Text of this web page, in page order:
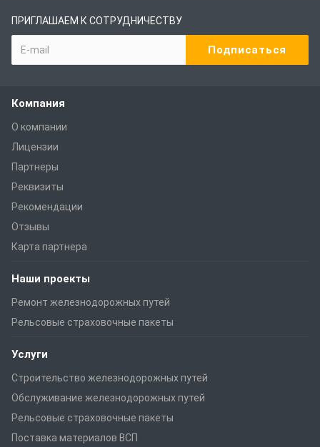
ПРИГЛАШАЕМ К СОТРУДНИЧЕСТВУ
Компания
О компании
Лицензии
Партнеры
Реквизиты
Рекомендации
Отзывы
Карта партнера
Наши проекты
Ремонт железнодорожных путей
Рельсовые страховочные пакеты
Услуги
Строительство железнодорожных путей
Обслуживание железнодорожных путей
Рельсовые страховочные пакеты
Поставка материалов ВСП